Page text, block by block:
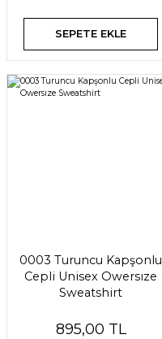
SEPETE EKLE
0003 Turuncu Kapşonlu
Cepli Unisex Owersıze
Sweatshirt
895,00 TL